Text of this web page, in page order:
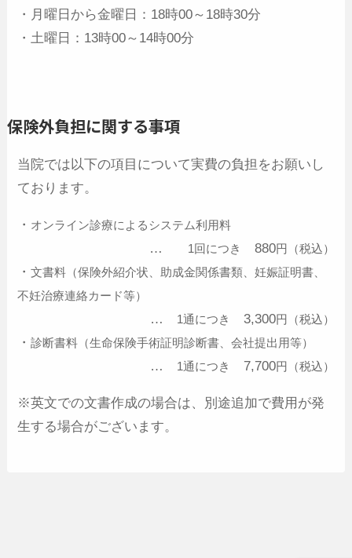
・月曜日から金曜日：18時00～18時30分
・土曜日：13時00～14時00分
保険外負担に関する事項
当院では以下の項目について実費の負担をお願いし
ております。
・ オンライン診療によるシステム利用料
… 1回につき 880円（税込）
・文書料（保険外紹介状、助成金関係書類、妊娠証明書、
不妊治療連絡カード等）
… 1通につき 3,300円（税込）
・診断書料（生命保険手術証明診断書、会社提出用等）
… 1通につき 7,700円（税込）
※英文での文書作成の場合は、別途追加で費用が発
生する場合がございます。